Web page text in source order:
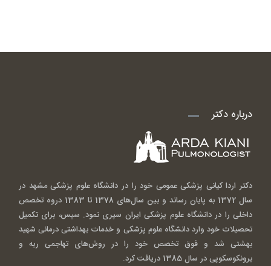
درباره دکتر
دکتر اردا کیانی پزشکی عمومی خود را در دانشگاه علوم پزشکی مشهد در
سال 1372 به پایان رساند و بین سال‌های 1378 تا 1383 دروه تخصص
داخلی را در دانشگاه علوم پزشکی ایران سپری نمود. سپس، برای تکمیل
تحصیلات خود وارد دانشگاه علوم پزشکی و خدمات بهداشتی درمانی شهید
بهشتی شد و فوق تخصص خود را در روش‌های تهاجمی ریه و
برونکوسکوپی در سال 1385 دریافت کرد.